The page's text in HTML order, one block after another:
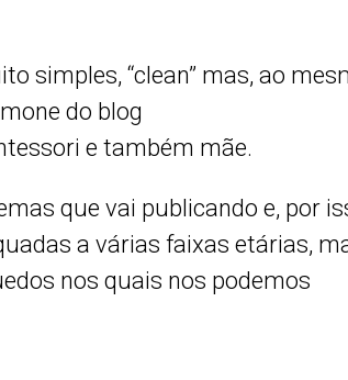
simples, “clean” mas, ao
do blog
e também mãe.
que vai publicando e, por
a várias faixas etárias,
nos quais nos podemos